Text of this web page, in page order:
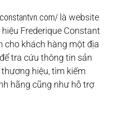
là website
Frederique Constant
cho khách hàng một địa
tra cứu thông tin sản
hiệu, tìm kiếm
hãng cũng như hỗ trợ